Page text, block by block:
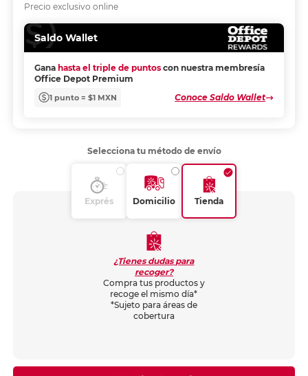
Precio exclusivo online
Saldo Wallet
Gana hasta el triple de puntos con nuestra membresía
Office Depot Premium
1 punto = $1 MXN Conoce Saldo Wallet
Selecciona tu método de envío
Exprés Domicilio Tienda
¿Tienes dudas para
recoger?
Compra tus productos y
recoge el mismo día*
*Sujeto para áreas de
cobertura